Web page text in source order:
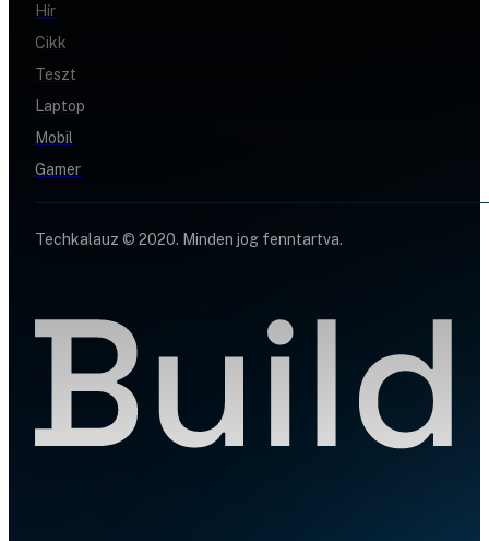
Hír
Cikk
Teszt
Laptop
Mobil
Gamer
Techkalauz © 2020. Minden jog fenntartva.